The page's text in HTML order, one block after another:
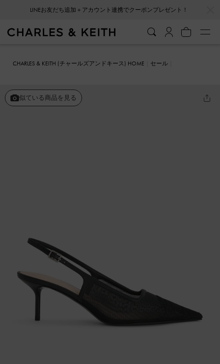
LINEお友だち追加＋アカウント連携でクーポンプレゼント！
CHARLES & KEITH (チャールズアンドキース) HOME
セール
似ている商品を見る